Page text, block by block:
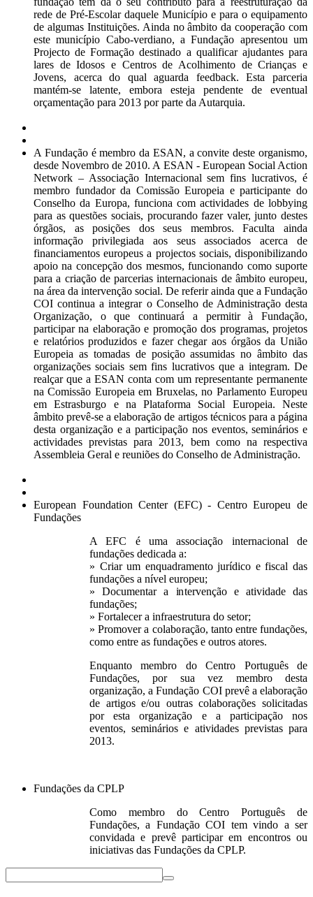
rede de Pré-Escolar daquele Município e para o equipamento
de algumas Instituições. Ainda no âmbito da cooperação com
este município Cabo-verdiano, a Fundação apresentou um
Projecto de Formação destinado a qualificar ajudantes para
lares de Idosos e Centros de Acolhimento de Crianças e
Jovens, acerca do qual aguarda feedback. Esta parceria
mantém-se latente, embora esteja pendente de eventual
orçamentação para 2013 por parte da Autarquia.
A Fundação é membro da ESAN, a convite deste organismo,
desde Novembro de 2010. A ESAN - European Social Action
Network – Associação Internacional sem fins lucrativos, é
membro fundador da Comissão Europeia e participante do
Conselho da Europa, funciona com actividades de lobbying
para as questões sociais, procurando fazer valer, junto destes
órgãos, as posições dos seus membros. Faculta ainda
informação privilegiada aos seus associados acerca de
financiamentos europeus a projectos sociais, disponibilizando
apoio na concepção dos mesmos, funcionando como suporte
para a criação de parcerias internacionais de âmbito europeu,
na área da intervenção social. De referir ainda que a Fundação
COI continua a integrar o Conselho de Administração desta
Organização, o que continuará a permitir à Fundação,
participar na elaboração e promoção dos programas, projetos
e relatórios produzidos e fazer chegar aos órgãos da União
Europeia as tomadas de posição assumidas no âmbito das
organizações sociais sem fins lucrativos que a integram. De
realçar que a ESAN conta com um representante permanente
na Comissão Europeia em Bruxelas, no Parlamento Europeu
em Estrasburgo e na Plataforma Social Europeia. Neste
âmbito prevê-se a elaboração de artigos técnicos para a página
desta organização e a participação nos eventos, seminários e
actividades previstas para 2013, bem como na respectiva
Assembleia Geral e reuniões do Conselho de Administração.
European Foundation Center (EFC) - Centro Europeu de
Fundações
A EFC é uma associação internacional de
fundações dedicada a:
» Criar um enquadramento jurídico e fiscal das
fundações a nível europeu;
» Documentar a intervenção e atividade das
fundações;
» Fortalecer a infraestrutura do setor;
» Promover a colaboração, tanto entre fundações,
como entre as fundações e outros atores.
Enquanto membro do Centro Português de
Fundações, por sua vez membro desta
organização, a Fundação COI prevê a elaboração
de artigos e/ou outras colaborações solicitadas
por esta organização e a participação nos
eventos, seminários e atividades previstas para
2013.
Fundações da CPLP
Como membro do Centro Português de
Fundações, a Fundação COI tem vindo a ser
convidada e prevê participar em encontros ou
iniciativas das Fundações da CPLP.